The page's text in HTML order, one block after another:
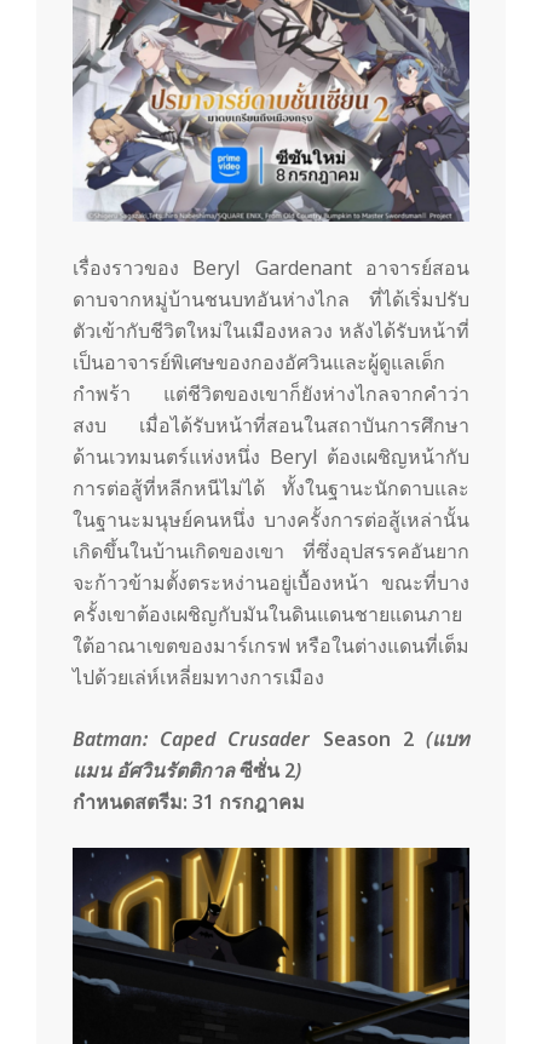
เรื่องราวของ Beryl Gardenant อาจารย์สอน
ดาบจากหมู่บ้านชนบทอันห่างไกล ที่ได้เริ่มปรับ
ตัวเข้ากับชีวิตใหม่ในเมืองหลวง หลังได้รับหน้าที่
เป็นอาจารย์พิเศษของกองอัศวินและผู้ดูแลเด็ก
กำพร้า แต่ชีวิตของเขาก็ยังห่างไกลจากคำว่า
สงบ เมื่อได้รับหน้าที่สอนในสถาบันการศึกษา
ด้านเวทมนตร์แห่งหนึ่ง Beryl ต้องเผชิญหน้ากับ
การต่อสู้ที่หลีกหนีไม่ได้ ทั้งในฐานะนักดาบและ
ในฐานะมนุษย์คนหนึ่ง บางครั้งการต่อสู้เหล่านั้น
เกิดขึ้นในบ้านเกิดของเขา ที่ซึ่งอุปสรรคอันยาก
จะก้าวข้ามตั้งตระหง่านอยู่เบื้องหน้า ขณะที่บาง
ครั้งเขาต้องเผชิญกับมันในดินแดนชายแดนภาย
ใต้อาณาเขตของมาร์เกรฟ หรือในต่างแดนที่เต็ม
ไปด้วยเล่ห์เหลี่ยมทางการเมือง
Batman: Caped Crusader Season 2(แบท
แมน อัศวินรัตติกาลซีซั่น 2)
กำหนดสตรีม: 31 กรกฎาคม